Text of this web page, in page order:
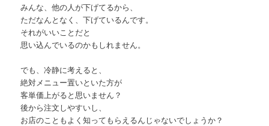
みんな、他の人が下げてるから、
ただなんとなく、下げているんです。
それがいいことだと
思い込んでいるのかもしれません。
でも、冷静に考えると、
絶対メニュー置いといた方が
客単価上がると思いません？
後から注文しやすいし、
お店のこともよく知ってもらえるんじゃないでしょうか？